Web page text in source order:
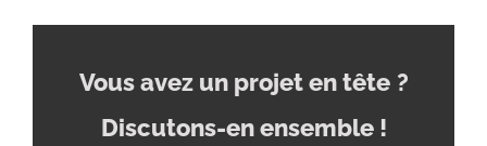
Vous avez un projet en tête ?
Discutons-en ensemble !